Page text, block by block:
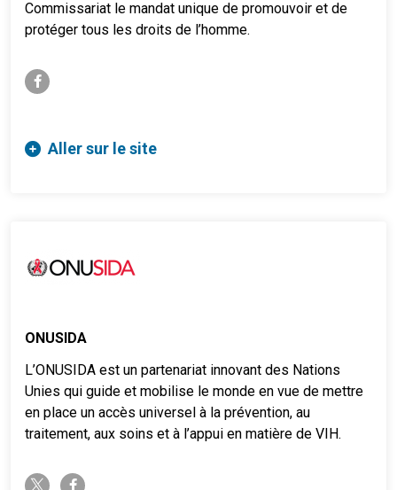
Commissariat le mandat unique de promouvoir et de
protéger tous les droits de l’homme.
facebook-f
Aller sur le site
ONUSIDA
L’ONUSIDA est un partenariat innovant des Nations
Unies qui guide et mobilise le monde en vue de mettre
en place un accès universel à la prévention, au
traitement, aux soins et à l’appui en matière de VIH.
twitter-x facebook-f